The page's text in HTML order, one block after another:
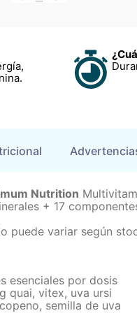
Nutrition
+ 17
puede variar según
esenciales por dosis
quai, vitex, uva ursi
semilla de uva